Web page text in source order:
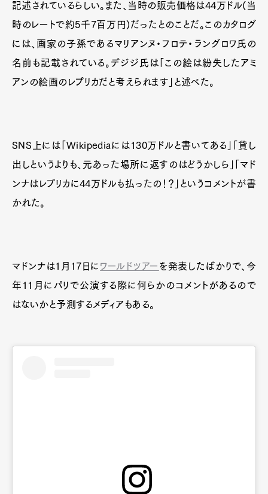
記述されているらしい。また、当時の販売価格は44万ドル(当
時のレートで約5千7百万円)だったとのことだ。このカタログ
には、画家の子孫であるマリアンヌ・フロテ・ラングロワ氏の
名前も記載されている。デジジ氏は「この絵は紛失したアミ
アンの絵画のレプリカだと考えられます」と述べた。
SNS上には「Wikipediaには130万ドルと書いてある」「貸し
出しというよりも、元あった場所に返すのはどうかしら」「マド
ンナはレプリカに44万ドルも払ったの！？」というコメントが書
かれた。
マドンナは1月17日に ワールドツアー を発表したばかりで、今
年11月にパリで公演する際に何らかのコメントがあるので
はないかと予測するメディアもある。